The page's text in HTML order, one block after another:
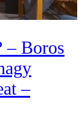
– Boros
–